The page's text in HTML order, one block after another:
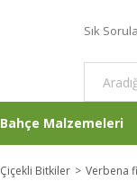
Sık
Bahçe Malzemeleri
Çiçekli Bitkiler Verbena